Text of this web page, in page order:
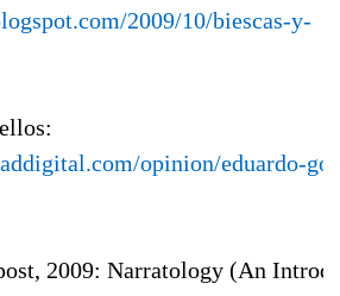
2009/10/biescas-y-
opinion/eduardo-
2009: Narratology (An